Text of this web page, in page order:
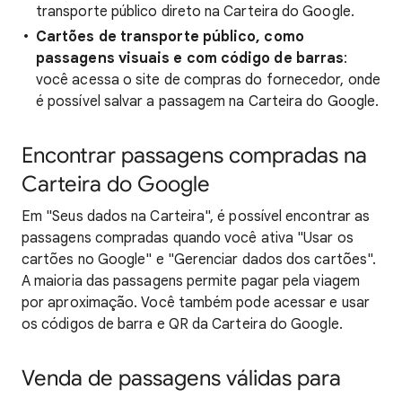
transporte público direto na Carteira do Google.
Cartões de transporte público, como
passagens visuais e com código de barras:
você acessa o site de compras do fornecedor, onde
é possível salvar a passagem na Carteira do Google.
Encontrar passagens compradas na
Carteira do Google
Em "Seus dados na Carteira", é possível encontrar as
passagens compradas quando você ativa "Usar os
cartões no Google" e "Gerenciar dados dos cartões".
A maioria das passagens permite pagar pela viagem
por aproximação. Você também pode acessar e usar
os códigos de barra e QR da Carteira do Google.
Venda de passagens válidas para